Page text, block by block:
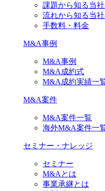
課題から知る当
流れから知る当
手数料・料金
M&A事例
M&A事例
M&A成約式
M&A成約実績一
M&A案件
M&A案件一覧
海外M&A案件一
セミナー・ナレッジ
セミナー
M&Aとは
事業承継とは